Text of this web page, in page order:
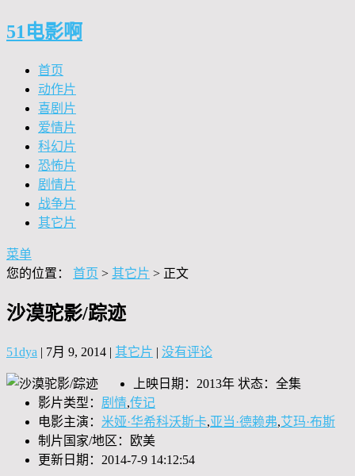
51电影啊
首页
动作片
喜剧片
爱情片
科幻片
恐怖片
剧情片
战争片
其它片
菜单
您的位置： 首页 > 其它片 > 正文
沙漠驼影/踪迹
51dya | 7月 9, 2014 | 其它片 | 没有评论
上映日期：2013年 状态：全集
影片类型： 剧情,传记
电影主演： 米娅·华希科沃斯卡,亚当·德赖弗,艾玛·布斯
制片国家/地区：欧美
更新日期：2014-7-9 14:12:54